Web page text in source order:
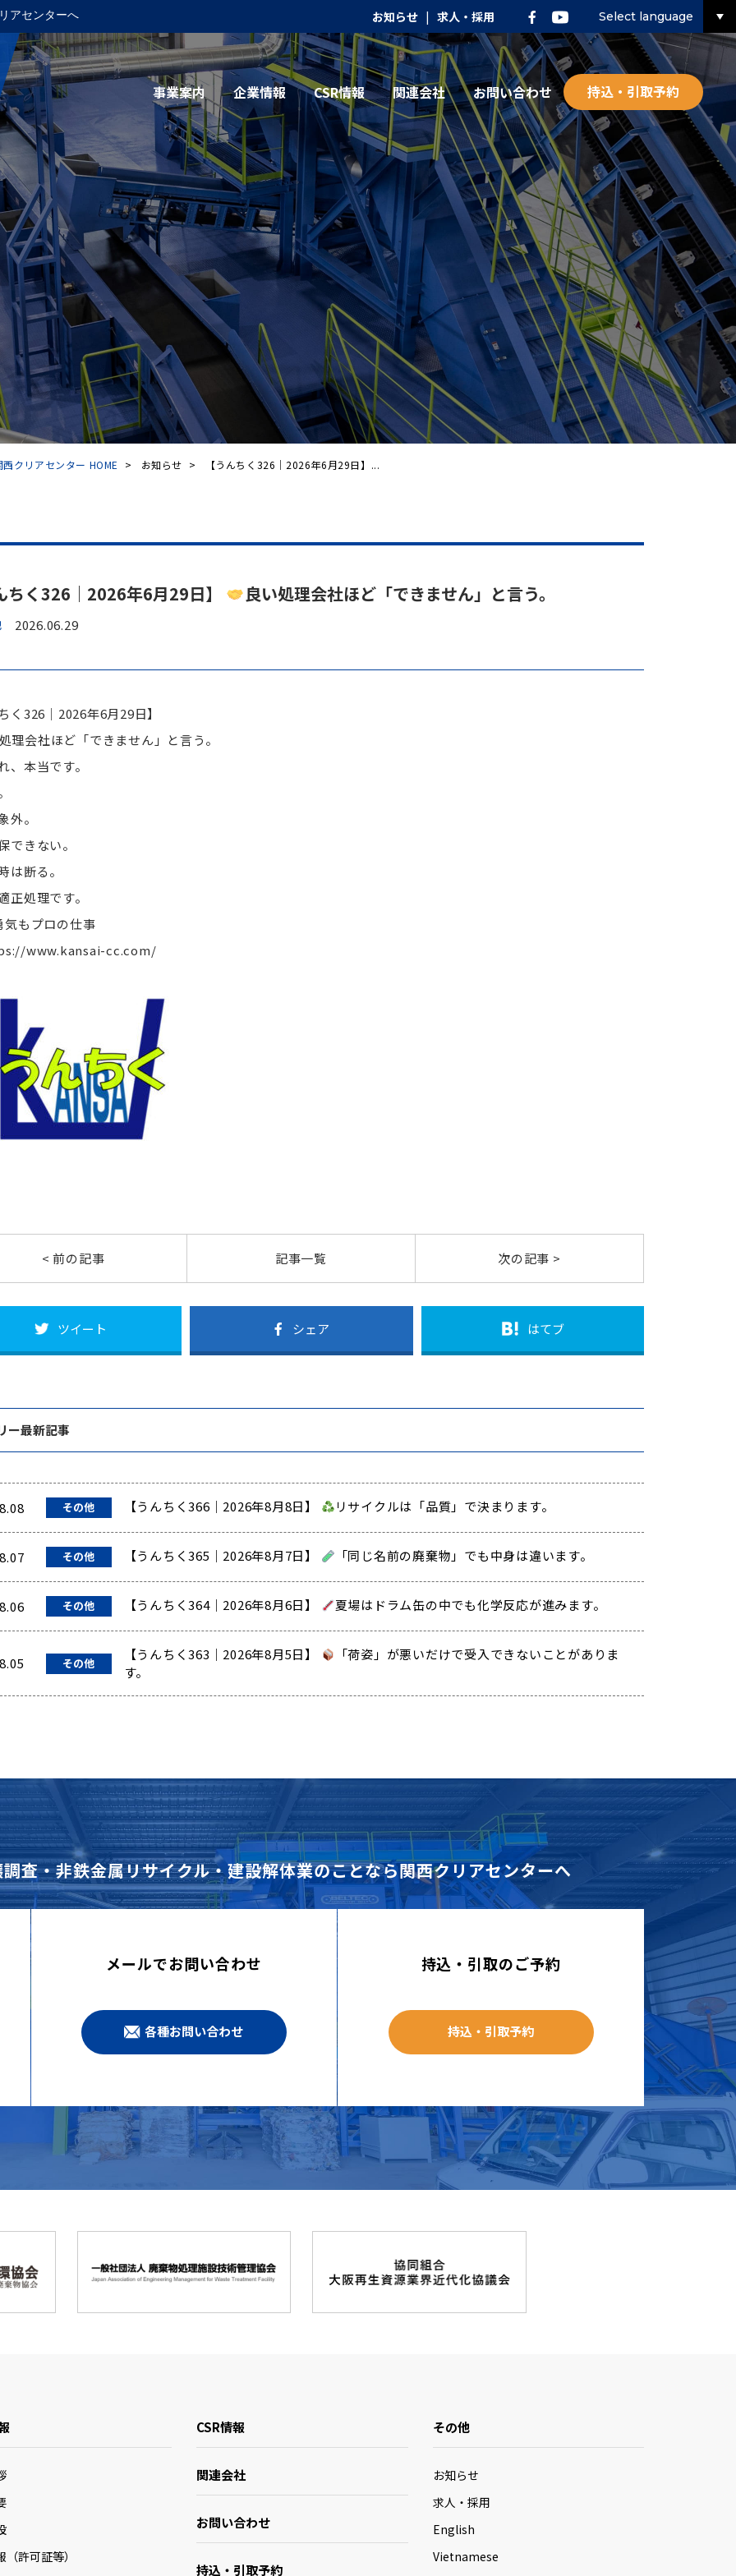
アセンターへ お知らせ | 求人・採用 Select language
事業案内 企業情報 CSR情報 関連会社 お問い合わせ 持込・引取予約
クリアセンター HOME > お知らせ > 【うんちく326｜2026年6月29日】...
ちく326｜2026年6月29日】 良い処理会社ほど「できません」と言う。
2026.06.29
く326｜2026年6月29日】
理会社ほど「できません」と言う。
、本当です。
外。
できない。
は断る。
正処理です。
気もプロの仕事
www.kansai-cc.com/
< 前の記事 記事一覧 次の記事 >
ツイート シェア はてブ
ー最新記事
その他 【うんちく366｜2026年8月8日】 リサイクルは「品質」で決まります。
その他 【うんちく365｜2026年8月7日】 「同じ名前の廃棄物」でも中身は違います。
その他 【うんちく364｜2026年8月6日】 夏場はドラム缶の中でも化学反応が進みます。
その他 【うんちく363｜2026年8月5日】
「荷姿」が悪いだけで受入できないことがありま
す。
査・非鉄金属リサイクル・建設解体業のことなら関西クリアセンターへ
メールでお問い合わせ
各種お問い合わせ
持込・引取のご予約
持込・引取予約
許可証等）
CSR情報
関連会社
お問い合わせ
持込・引取予約
その他
お知らせ
求人・採用
English
Vietnamese